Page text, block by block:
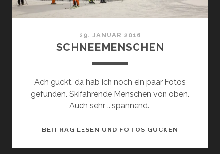
29. JANUAR 2016
SCHNEEMENSCHEN
Ach guckt, da hab ich noch ein paar Fotos
gefunden. Skifahrende Menschen von oben.
Auch sehr .. spannend.
BEITRAG LESEN UND FOTOS GUCKEN